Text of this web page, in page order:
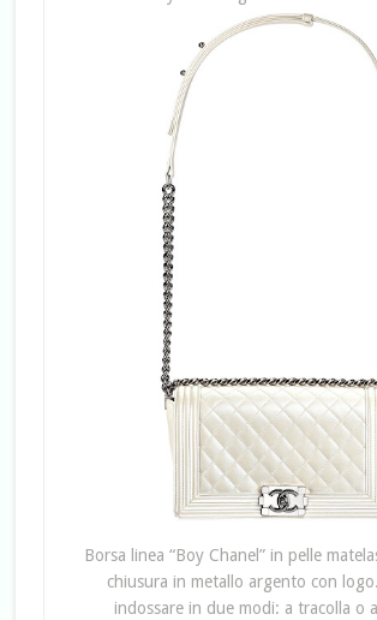
Borsa linea “Boy Chanel” in pelle
chiusura in metallo argento con
indossare in due modi: a tracolla o